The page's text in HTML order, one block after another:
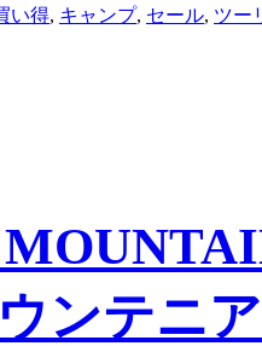
い得, キャンプ, セール, ツー
ンテニ